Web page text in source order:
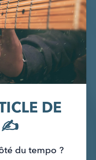
DE
✍️
du tempo ?